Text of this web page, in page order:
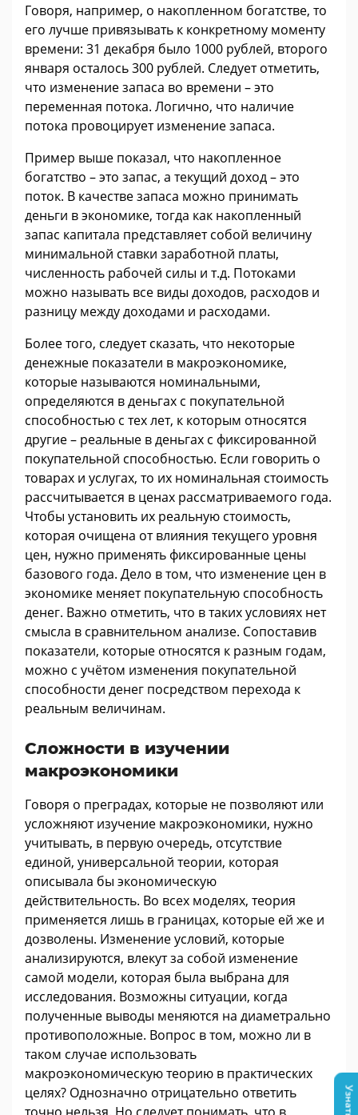
Говоря, например, о накопленном богатстве, то
его лучше привязывать к конкретному моменту
времени: 31 декабря было 1000 рублей, второго
января осталось 300 рублей. Следует отметить,
что изменение запаса во времени – это
переменная потока. Логично, что наличие
потока провоцирует изменение запаса.
Пример выше показал, что накопленное
богатство – это запас, а текущий доход – это
поток. В качестве запаса можно принимать
деньги в экономике, тогда как накопленный
запас капитала представляет собой величину
минимальной ставки заработной платы,
численность рабочей силы и т.д. Потоками
можно называть все виды доходов, расходов и
разницу между доходами и расходами.
Более того, следует сказать, что некоторые
денежные показатели в макроэкономике,
которые называются номинальными,
определяются в деньгах с покупательной
способностью с тех лет, к которым относятся
другие – реальные в деньгах с фиксированной
покупательной способностью. Если говорить о
товарах и услугах, то их номинальная стоимость
рассчитывается в ценах рассматриваемого года.
Чтобы установить их реальную стоимость,
которая очищена от влияния текущего уровня
цен, нужно применять фиксированные цены
базового года. Дело в том, что изменение цен в
экономике меняет покупательную способность
денег. Важно отметить, что в таких условиях нет
смысла в сравнительном анализе. Сопоставив
показатели, которые относятся к разным годам,
можно с учётом изменения покупательной
способности денег посредством перехода к
реальным величинам.
Сложности в изучении
макроэкономики
Говоря о преградах, которые не позволяют или
усложняют изучение макроэкономики, нужно
учитывать, в первую очередь, отсутствие
единой, универсальной теории, которая
описывала бы экономическую
действительность. Во всех моделях, теория
применяется лишь в границах, которые ей же и
дозволены. Изменение условий, которые
анализируются, влекут за собой изменение
самой модели, которая была выбрана для
исследования. Возможны ситуации, когда
полученные выводы меняются на диаметрально
противоположные. Вопрос в том, можно ли в
таком случае использовать
макроэкономическую теорию в практических
целях? Однозначно отрицательно ответить